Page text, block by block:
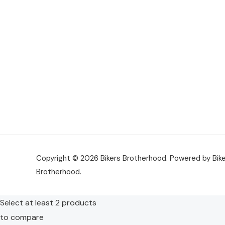
Copyright © 2026 Bikers Brotherhood. Powered by
Brotherhood.
Select at least 2 products
to compare